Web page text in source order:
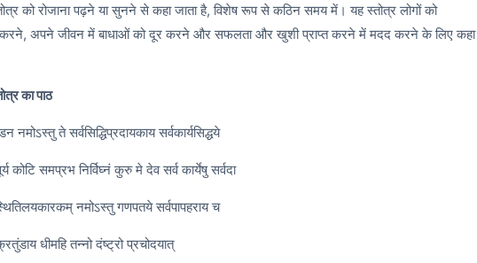
को रोजाना पढ़ने या सुनने से कहा जाता है, विशेष रूप से कठिन समय में। यह स्तोत्र लोगों को
करने, अपने जीवन में बाधाओं को दूर करने और सफलता और खुशी प्राप्त करने में मदद करने के लिए कहा
का पाठ
नमोऽस्तु ते सर्वसिद्धिप्रदायकाय सर्वकार्यसिद्धये
कोटि समप्रभ निर्विघ्नं कुरु मे देव सर्व कार्येषु सर्वदा
नमोऽस्तु गणपतये सर्वपापहराय च
धीमहि तन्नो दंष्ट्रो प्रचोदयात्